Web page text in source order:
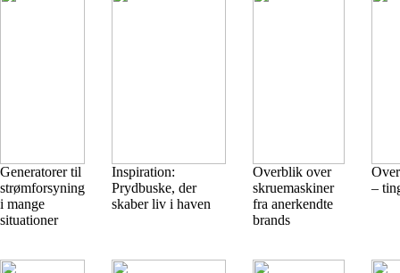
Generatorer til
strømforsyning
i mange
situationer
Inspiration:
Prydbuske, der
skaber liv i haven
Overblik over
skruemaskiner
fra anerkendte
brands
–